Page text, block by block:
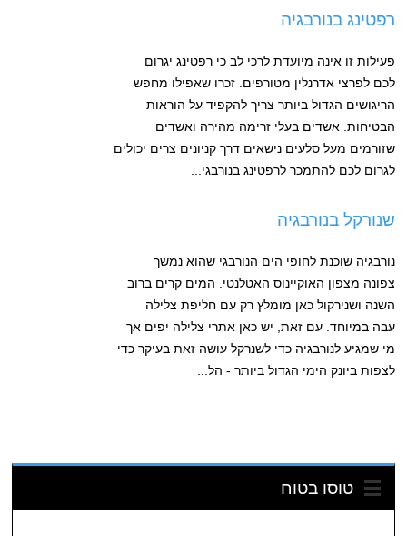
רפטינג בנורבגיה
פעילות זו אינה מיועדת לרכי לב כי רפטינג יגרום
לכם לפרצי אדרנלין מטורפים. זכרו שאפילו מחפש
הריגושים הגדול ביותר צריך להקפיד על הוראות
הבטיחות. אשדים בעלי זרימה מהירה ואשדים
שזורמים מעל סלעים נישאים דרך קניונים צרים יכולים
לגרום לכם להתמכר לרפטינג בנורבגי...
שנורקל בנורבגיה
נורבגיה שוכנת לחופי הים הנורבגי שהוא נמשך
צפונה מצפון האוקיינוס האטלנטי. המים קרים ברוב
השנה ושנירקול כאן מומלץ רק עם חליפת צלילה
עבה במיוחד. עם זאת, יש כאן אתרי צלילה יפים אך
מי שמגיע לנורבגיה כדי לשנרקל עושה זאת בעיקר כדי
לצפות ביונק הימי הגדול ביותר - הל...
טוסו בטוח